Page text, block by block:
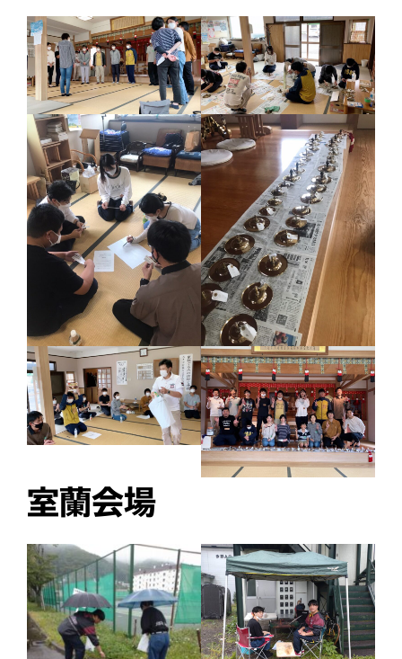
上川 余市 倶知安 八雲
函館 動画 北見 十勝
千恵広 南空知 天塩
天理時報 天龍 天龍支部
子ども食堂 宗谷 室蘭
富良野 小樽 教区報
教誨師 日高 旭川
札幌中南
札幌北西 札幌東
札幌白豊 渡島
災救通信 献血 空知
紋別 網走 苫小牧 釧根
室蘭会場